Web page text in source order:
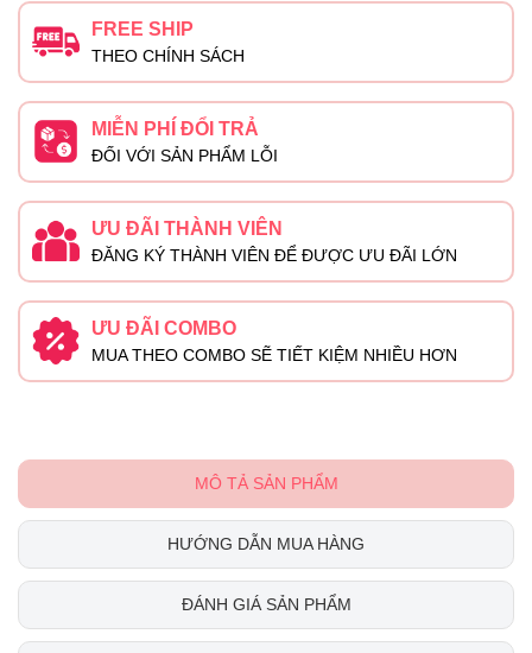
FREE SHIP
THEO CHÍNH SÁCH
MIỄN PHÍ ĐỔI TRẢ
ĐỐI VỚI SẢN PHẨM LỖI
ƯU ĐÃI THÀNH VIÊN
ĐĂNG KÝ THÀNH VIÊN ĐỂ ĐƯỢC ƯU ĐÃI LỚN
ƯU ĐÃI COMBO
MUA THEO COMBO SẼ TIẾT KIỆM NHIỀU HƠN
MÔ TẢ SẢN PHẨM
HƯỚNG DẪN MUA HÀNG
ĐÁNH GIÁ SẢN PHẨM